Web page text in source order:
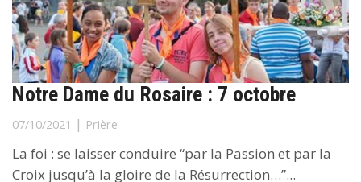
Notre Dame du Rosaire : 7 octobre
07/10/2021 | Prière
La foi : se laisser conduire “par la Passion et par la
Croix jusqu’à la gloire de la Résurrection…”...